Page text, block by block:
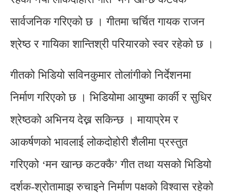
सार्वजनिक गरिएको छ । गीतमा चर्चित गायक राजन
श्रेष्ठ र गायिका शान्तिश्री परियारको स्वर रहेको छ ।
गीतको भिडियो सविनकुमार तोलांगीको निर्देशनमा
निर्माण गरिएको छ । भिडियोमा आयुष्मा कार्की र सुधिर
श्रेष्ठको अभिनय देख्न सकिन्छ । मायाप्रेम र
आकर्षणको भावलाई लोकदोहोरी शैलीमा प्रस्तुत
गरिएको ‘मन खान्छ कटक्कै’ गीत तथा यसको भिडियो
दर्शक-श्रोतामाझ रुचाइने निर्माण पक्षको विश्वास रहेको